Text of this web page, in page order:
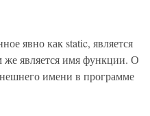
явно как static, является
является имя функции. О
имени в программе